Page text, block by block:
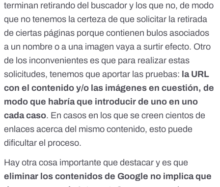
terminan retirando del buscador y los que no, de modo
que no tenemos la certeza de que solicitar la retirada
de ciertas páginas porque contienen bulos asociados
a un nombre o a una imagen vaya a surtir efecto. Otro
de los inconvenientes es que para realizar estas
solicitudes, tenemos que aportar las pruebas: la URL
con el contenido y/o las imágenes en cuestión, de
modo que habría que introducir de uno en uno
cada caso. En casos en los que se creen cientos de
enlaces acerca del mismo contenido, esto puede
dificultar el proceso.
Hay otra cosa importante que destacar y es que
eliminar los contenidos de Google no implica que